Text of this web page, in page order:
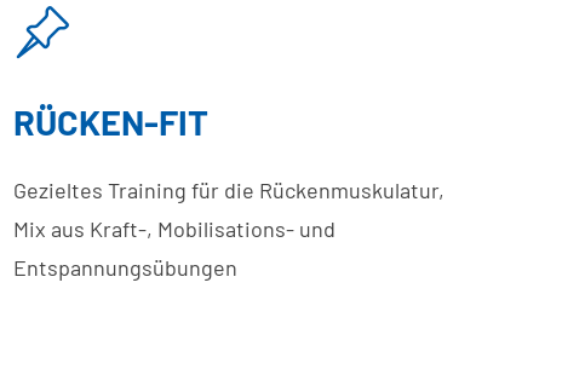
RÜCKEN-FIT
Gezieltes Training für die Rückenmuskulatur,
Mix aus Kraft-, Mobilisations- und
Entspannungsübungen